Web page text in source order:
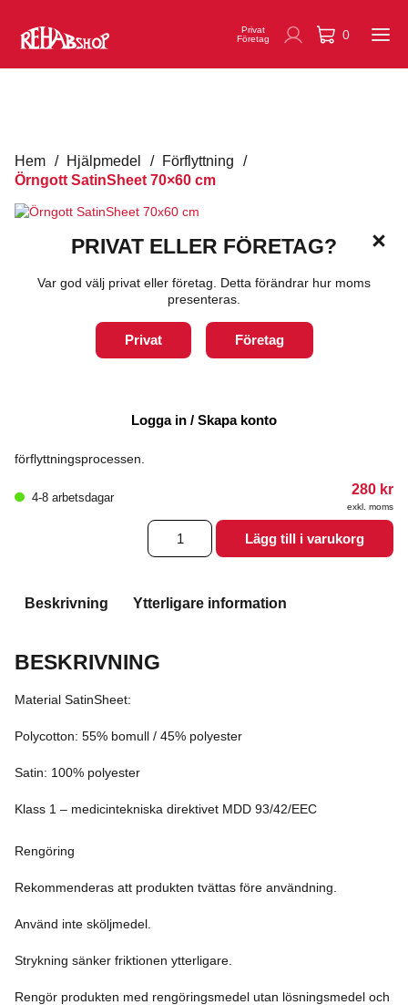
0
Privat
Företag
Hem / Hjälpmedel / Förflyttning
/
Örngott SatinSheet 70×60 cm
Örngott SatinSheet 70x60
Örngott som kan användas tillsammans med SatinSheet drag-
förflyttningsprocessen.
4-8 arbetsdagar
280 kr
exkl. moms
Örngott
SatinSheet
70x60
mängd
Lägg till i varukorg
Beskrivning Ytterligare information
BESKRIVNING
Material SatinSheet:
Polycotton: 55% bomull / 45% polyester
Satin: 100% polyester
Klass 1 – medicintekniska direktivet MDD 93/42/EEC
Rengöring
Rekommenderas att produkten tvättas före användning.
Använd inte sköljmedel.
Strykning sänker friktionen ytterligare.
Rengör produkten med rengöringsmedel utan lösningsmedel och
PRIVAT ELLER FÖRETAG?
Var god välj privat eller företag. Detta förändrar hur moms
presenteras.
Privat Företag
Logga in / Skapa konto